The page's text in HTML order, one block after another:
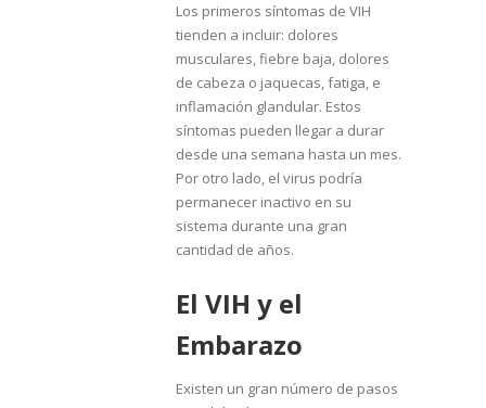
Los primeros síntomas de VIH
tienden a incluir: dolores
musculares, fiebre baja, dolores
de cabeza o jaquecas, fatiga, e
inflamación glandular. Estos
síntomas pueden llegar a durar
desde una semana hasta un mes.
Por otro lado, el virus podría
permanecer inactivo en su
sistema durante una gran
cantidad de años.
El VIH y el
Embarazo
Existen un gran número de pasos